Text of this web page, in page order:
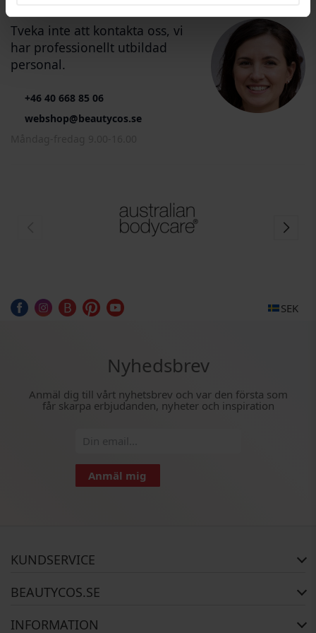
Tveka inte att kontakta oss, vi
har professionellt utbildad
personal.
+46 40 668 85 06
webshop@beautycos.se
SEK
Nyhedsbrev
Anmäl dig till vårt nyhetsbrev och var den första som
får skarpa erbjudanden, nyheter och inspiration
Anmäl mig
KUNDSERVICE
BEAUTYCOS.SE
INFORMATION